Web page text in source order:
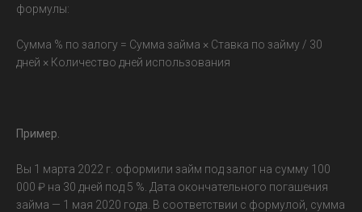
формулы:
Сумма % по залогу = Сумма займа × Ставка по займу / 30
дней × Количество дней использования
Пример.
Вы 1 марта 2022 г. оформили займ под залог на сумму 100
000 ₽ на 30 дней под 5 %. Дата окончательного погашения
займа — 1 мая 2020 года. В соответствии с формулой, сумма